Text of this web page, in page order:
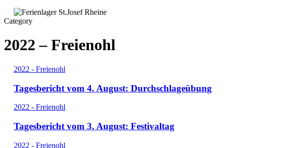
Category
2022 – Freienohl
2022 - Freienohl
Tagesbericht vom 4. August: Durchschlageübung
2022 - Freienohl
Tagesbericht vom 3. August: Festivaltag
2022 - Freienohl